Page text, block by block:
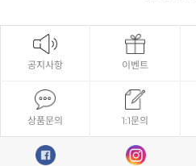
공지사항 이벤트
상품문의 1:1문의